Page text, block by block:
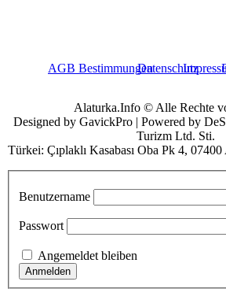
AGB BestimmungenDatenschutz
Alaturka.Info © Alle Rechte
Designed by GavickPro | Powered by
Turizm Ltd. Sti.
Türkei: Çıplaklı Kasabası Oba Pk 4,
Benutzername
Passwort
Angemeldet bleiben